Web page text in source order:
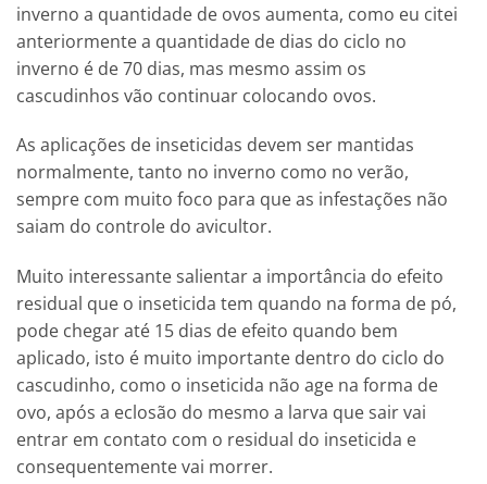
inverno a quantidade de ovos aumenta, como eu citei
anteriormente a quantidade de dias do ciclo no
inverno é de 70 dias, mas mesmo assim os
cascudinhos vão continuar colocando ovos.
As aplicações de inseticidas devem ser mantidas
normalmente, tanto no inverno como no verão,
sempre com muito foco para que as infestações não
saiam do controle do avicultor.
Muito interessante salientar a importância do efeito
residual que o inseticida tem quando na forma de pó,
pode chegar até 15 dias de efeito quando bem
aplicado, isto é muito importante dentro do ciclo do
cascudinho, como o inseticida não age na forma de
ovo, após a eclosão do mesmo a larva que sair vai
entrar em contato com o residual do inseticida e
consequentemente vai morrer.